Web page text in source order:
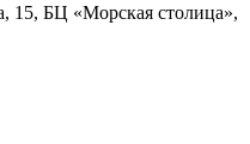
15, БЦ «Морская столица»,